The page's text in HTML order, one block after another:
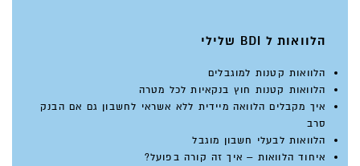
הלוואות ל BDI שלילי
הלוואות קטנות למוגבלים
הלוואות קטנות חוץ בנקאיות לכל מטרה
איך מקבלים הלוואה מיידית ללא אשראי לחשבון גם אם הבנק
סרב
הלוואות לבעלי חשבון מוגבל
איחוד הלוואות – איך זה קורה בפועל?